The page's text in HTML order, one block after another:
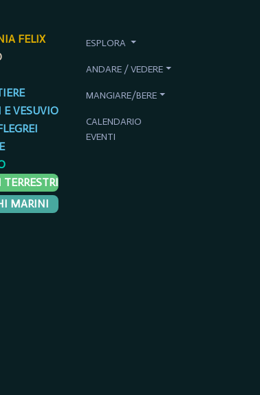
FELIX
E VESUVIO
TERRESTRI
MARINI
ESPLORA
ANDARE / VEDERE
MANGIARE/BERE
CALENDARIO
EVENTI